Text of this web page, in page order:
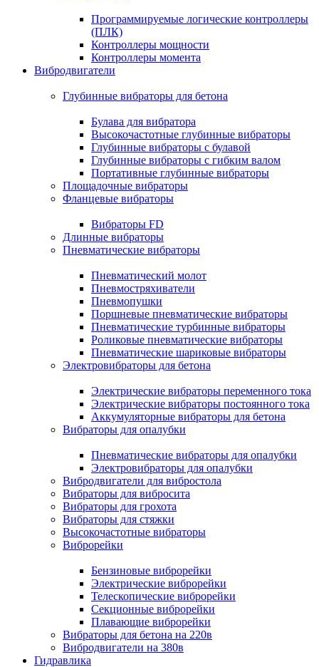
Программируемые логические контроллеры
(ПЛК)
Контроллеры мощности
Контроллеры момента
Вибродвигатели
Глубинные вибраторы для бетона
Булава для вибратора
Высокочастотные глубинные вибраторы
Глубинные вибраторы с булавой
Глубинные вибраторы с гибким валом
Портативные глубинные вибраторы
Площадочные вибраторы
Фланцевые вибраторы
Вибраторы FD
Длинные вибраторы
Пневматические вибраторы
Пневматический молот
Пневмостряхиватели
Пневмопушки
Поршневые пневматические вибраторы
Пневматические турбинные вибраторы
Роликовые пневматические вибраторы
Пневматические шариковые вибраторы
Электровибраторы для бетона
Электрические вибраторы переменного тока
Электрические вибраторы постоянного тока
Аккумуляторные вибраторы для бетона
Вибраторы для опалубки
Пневматические вибраторы для опалубки
Электровибраторы для опалубки
Вибродвигатели для вибростола
Вибраторы для вибросита
Вибраторы для грохота
Вибраторы для стяжки
Высокочастотные вибраторы
Виброрейки
Бензиновые виброрейки
Электрические виброрейки
Телескопические виброрейки
Секционные виброрейки
Плавающие виброрейки
Вибраторы для бетона на 220в
Вибродвигатели на 380в
Гидравлика